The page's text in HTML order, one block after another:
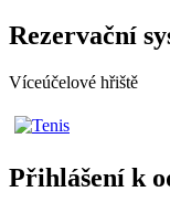
Rezervační
Víceúčelové hřiště
Přihlášení k